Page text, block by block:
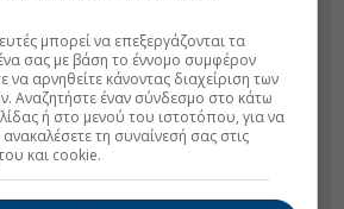
μπορεί να επεξεργάζονται τα
σας με βάση το έννομο συμφέρον
να αρνηθείτε κάνοντας διαχείριση των
Αναζητήστε έναν σύνδεσμο στο κάτω
ή στο μενού του ιστοτόπου, για να
ανακαλέσετε τη συναίνεσή σας στις
και cookie.